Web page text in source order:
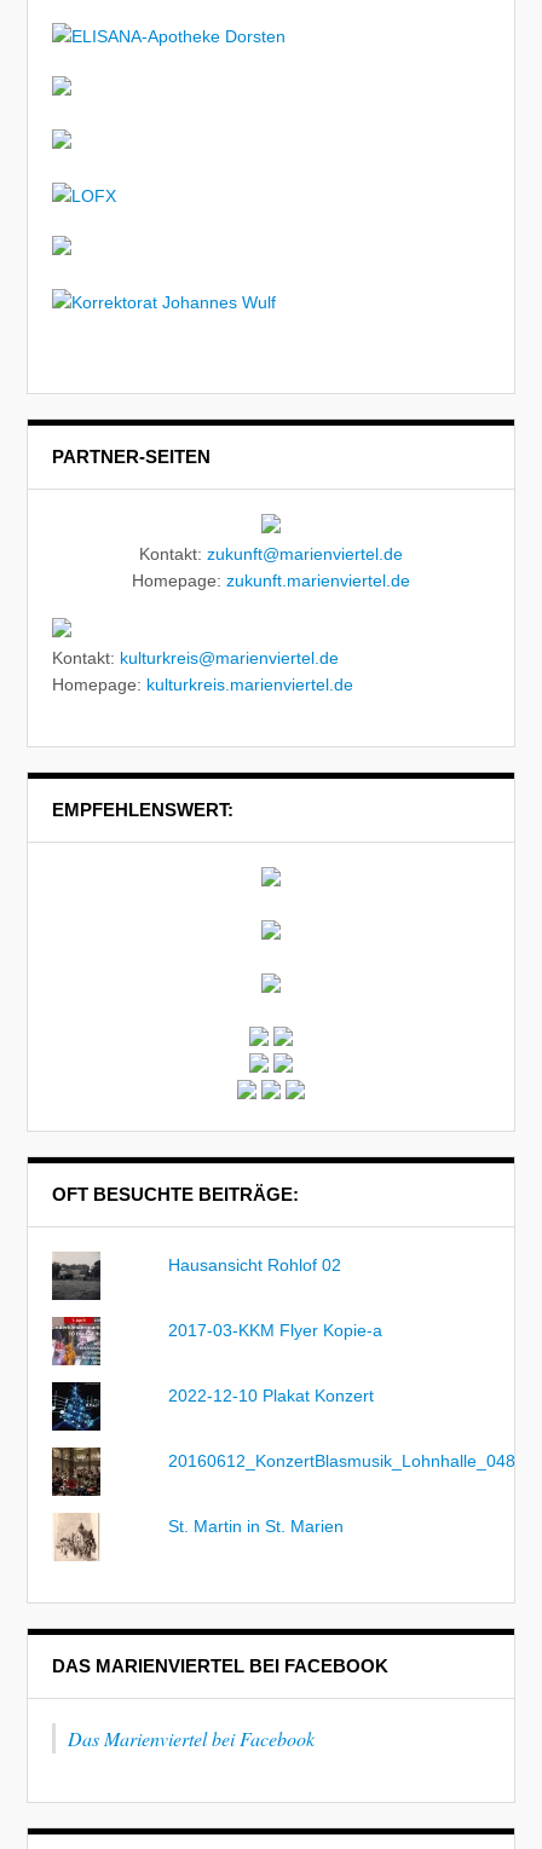
PARTNER-SEITEN
Kontakt: zukunft@marienviertel.de
Homepage: zukunft.marienviertel.de
Kontakt: kulturkreis@marienviertel.de
Homepage: kulturkreis.marienviertel.de
EMPFEHLENSWERT:
OFT BESUCHTE BEITRÄGE:
Hausansicht Rohlof 02
2017-03-KKM Flyer Kopie-a
2022-12-10 Plakat Konzert
20160612_KonzertBlasmusik_Lohnhalle_048
St. Martin in St. Marien
DAS MARIENVIERTEL BEI FACEBOOK
Das Marienviertel bei Facebook